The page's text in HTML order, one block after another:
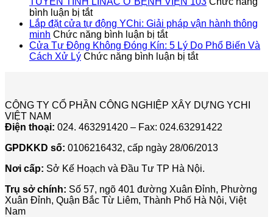
ICT
Đặt
Sảnh
Lexus
Thăng
bình luận bị tắtở
HOÀN
THIỆN
THI
CÔNG
TRỊ
TUYẾN
TÍNH
LINAC
Ở
BỆNH
VIỆN
103
Lắp đặt cửa tự động YChi: Giải pháp vận hành thông
minh Chức năng bình luận bị tắtở
Lắp
đặt
YChi:
Giải
pháp
vận
hành
thông
minh
Cửa Tự Động Không Đóng Kín: 5 Lý Do Phổ Biến Và
Cách Xử Lý Chức năng bình luận bị tắtở
Không
Đóng
Kín:
5
Lý
Do
Phổ
Và
Cách
CÔNG TY CỔ PHẦN CÔNG NGHIỆP XÂY DỰNG YCHI
VIỆT NAM
Điện thoại: 024. 463291420 – Fax: 024.63291422
GPDKKD số: 0106216432, cấp ngày 28/06/2013
Nơi cấp: Sở Kế Hoạch và Đầu Tư TP Hà Nội.
Trụ sở chính: Số 57, ngõ 401 đường Xuân Đỉnh, Phường
Xuân Đỉnh, Quận Bắc Từ Liêm, Thành Phố Hà Nội, Việt
Nam